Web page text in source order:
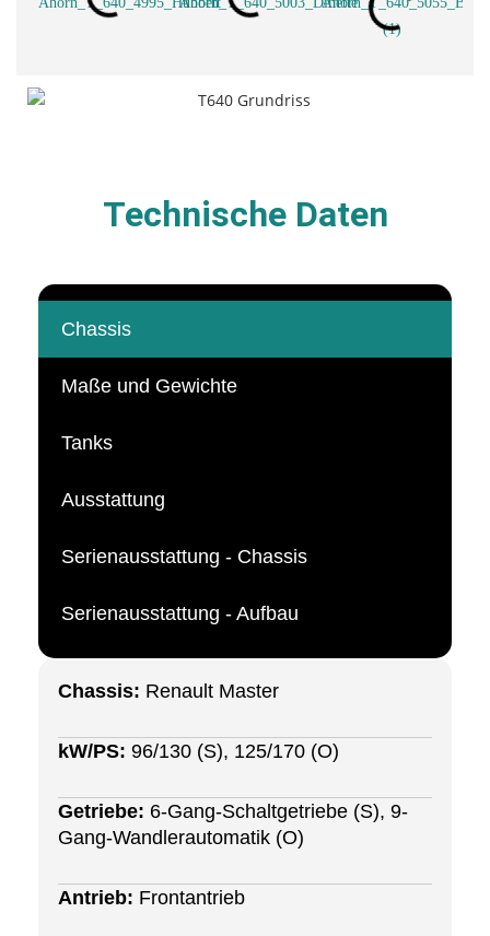
Technische Daten
Chassis
Maße und Gewichte
Tanks
Ausstattung
Serienausstattung - Chassis
Serienausstattung - Aufbau
Chassis: Renault Master
kW/PS: 96/130 (S), 125/170 (O)
Getriebe: 6-Gang-Schaltgetriebe (S), 9-
Gang-Wandlerautomatik (O)
Antrieb: Frontantrieb